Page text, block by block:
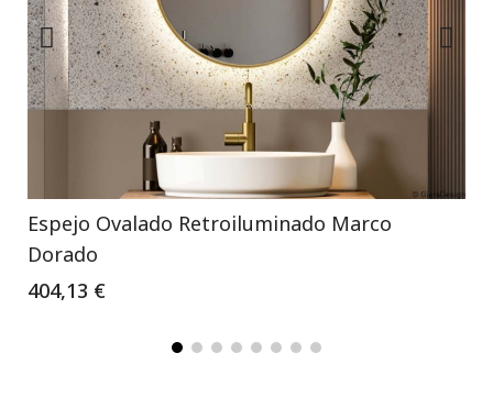
Espejo Ovalado Retroiluminado Marco
Dorado
404,13 €